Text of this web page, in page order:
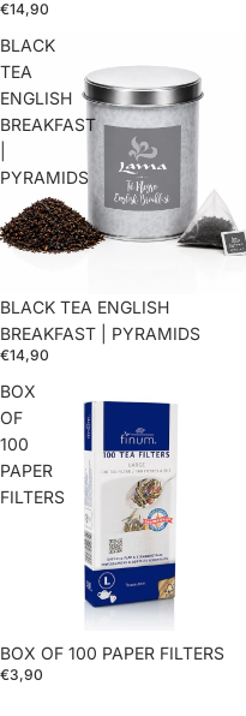
€14,90
BLACK
TEA
ENGLISH
BREAKFAST
PYRAMIDS
BLACK TEA ENGLISH
BREAKFAST | PYRAMIDS
€14,90
BOX
OF
100
PAPER
FILTERS
BOX OF 100 PAPER FILTERS
€3,90